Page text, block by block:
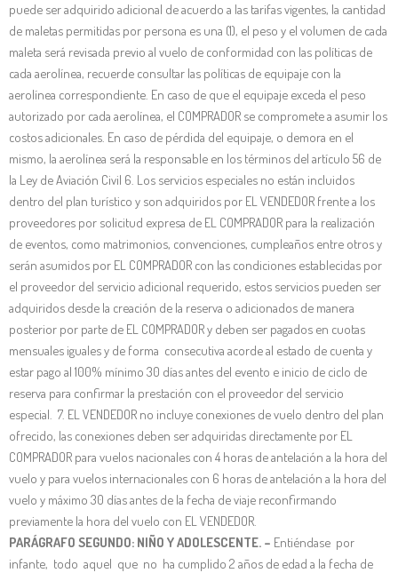
puede ser adquirido adicional de acuerdo a las tarifas vigentes, la cantidad
de maletas permitidas por persona es una (1), el peso y el volumen de cada
maleta será revisada previo al vuelo de conformidad con las políticas de
cada aerolínea, recuerde consultar las políticas de equipaje con la
aerolínea correspondiente. En caso de que el equipaje exceda el peso
autorizado por cada aerolínea, el COMPRADOR se compromete a asumir los
costos adicionales. En caso de pérdida del equipaje, o demora en el
mismo, la aerolínea será la responsable en los términos del artículo 56 de
la Ley de Aviación Civil 6. Los servicios especiales no están incluidos
dentro del plan turístico y son adquiridos por EL VENDEDOR frente a los
proveedores por solicitud expresa de EL COMPRADOR para la realización
de eventos, como matrimonios, convenciones, cumpleaños entre otros y
serán asumidos por EL COMPRADOR con las condiciones establecidas por
el proveedor del servicio adicional requerido, estos servicios pueden ser
adquiridos desde la creación de la reserva o adicionados de manera
posterior por parte de EL COMPRADOR y deben ser pagados en cuotas
mensuales iguales y de forma consecutiva acorde al estado de cuenta y
estar pago al 100% mínimo 30 días antes del evento e inicio de ciclo de
reserva para confirmar la prestación con el proveedor del servicio
especial. 7. EL VENDEDOR no incluye conexiones de vuelo dentro del plan
ofrecido, las conexiones deben ser adquiridas directamente por EL
COMPRADOR para vuelos nacionales con 4 horas de antelación a la hora del
vuelo y para vuelos internacionales con 6 horas de antelación a la hora del
vuelo y máximo 30 días antes de la fecha de viaje reconfirmando
previamente la hora del vuelo con EL VENDEDOR.
PARÁGRAFO SEGUNDO: NIÑO Y ADOLESCENTE. – Entiéndase por
infante, todo aquel que no ha cumplido 2 años de edad a la fecha de